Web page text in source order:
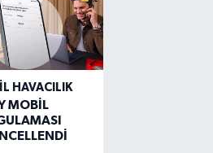
HAVACILIK
MOBİL